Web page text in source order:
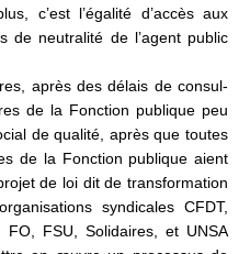
c’est l’égalité d’accès aux
de neu­tra­lité de l’agent public
après des délais de consul­
de la Fonction publi­que peu
de qua­lité, après que toutes
de la Fonction publi­que aient
de loi dit de trans­for­ma­tion
syn­di­ca­les CFDT,
FO, FSU, Solidaires, et UNSA